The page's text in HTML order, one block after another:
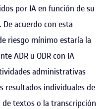
por IA en función de su
acuerdo con esta
riesgo mínimo estaría la
ADR u ODR con IA
administrativas
resultados individuales de
textos o la transcripción